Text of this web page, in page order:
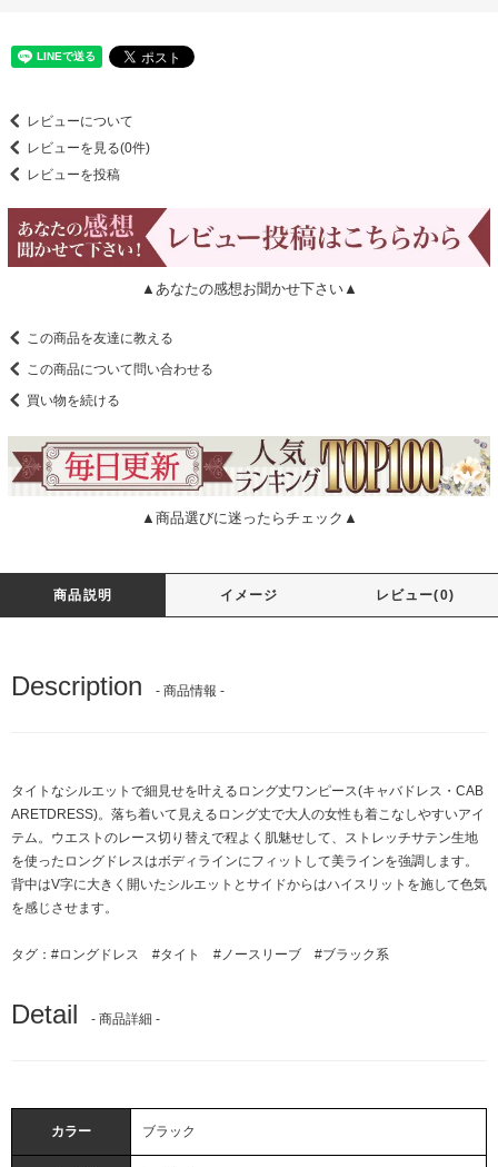
レビューについて
レビューを見る(0件)
レビューを投稿
▲あなたの感想お聞かせ下さい▲
この商品を友達に教える
この商品について問い合わせる
買い物を続ける
▲商品選びに迷ったらチェック▲
商品説明 イメージ レビュー(0)
Description - 商品情報 -
タイトなシルエットで細見せを叶えるロング丈ワンピース(キャバドレス・CAB
ARETDRESS)。落ち着いて見えるロング丈で大人の女性も着こなしやすいアイ
テム。ウエストのレース切り替えで程よく肌魅せして、ストレッチサテン生地
を使ったロングドレスはボディラインにフィットして美ラインを強調します。
背中はV字に大きく開いたシルエットとサイドからはハイスリットを施して色気
を感じさせます。
タグ： #ロングドレス #タイト #ノースリーブ #ブラック系
Detail - 商品詳細 -
カラー ブラック